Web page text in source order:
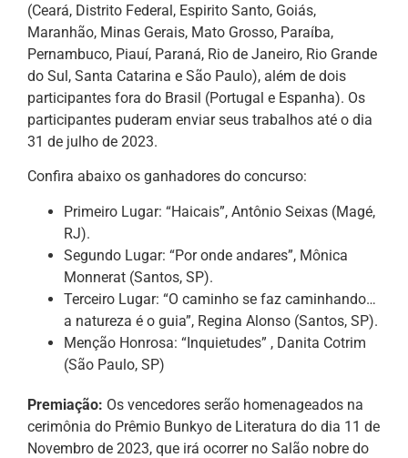
(Ceará, Distrito Federal, Espirito Santo, Goiás,
Maranhão, Minas Gerais, Mato Grosso, Paraíba,
Pernambuco, Piauí, Paraná, Rio de Janeiro, Rio Grande
do Sul, Santa Catarina e São Paulo), além de dois
participantes fora do Brasil (Portugal e Espanha). Os
participantes puderam enviar seus trabalhos até o dia
31 de julho de 2023.
Confira abaixo os ganhadores do concurso:
Primeiro Lugar: “Haicais”, Antônio Seixas (Magé,
RJ).
Segundo Lugar: “Por onde andares”, Mônica
Monnerat (Santos, SP).
Terceiro Lugar: “O caminho se faz caminhando…
a natureza é o guia”, Regina Alonso (Santos, SP).
Menção Honrosa: “Inquietudes” , Danita Cotrim
(São Paulo, SP)
Premiação: Os vencedores serão homenageados na
cerimônia do Prêmio Bunkyo de Literatura do dia 11 de
Novembro de 2023, que irá ocorrer no Salão nobre do